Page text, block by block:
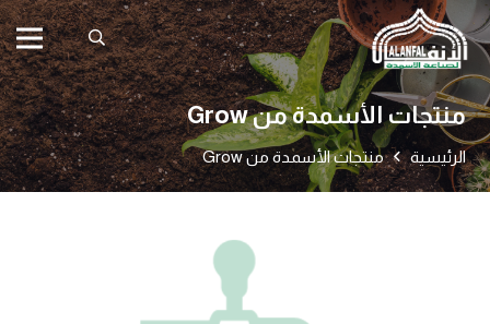
منتجات الأسمدة من Grow
الرئيسية منتجات الأسمدة من Grow